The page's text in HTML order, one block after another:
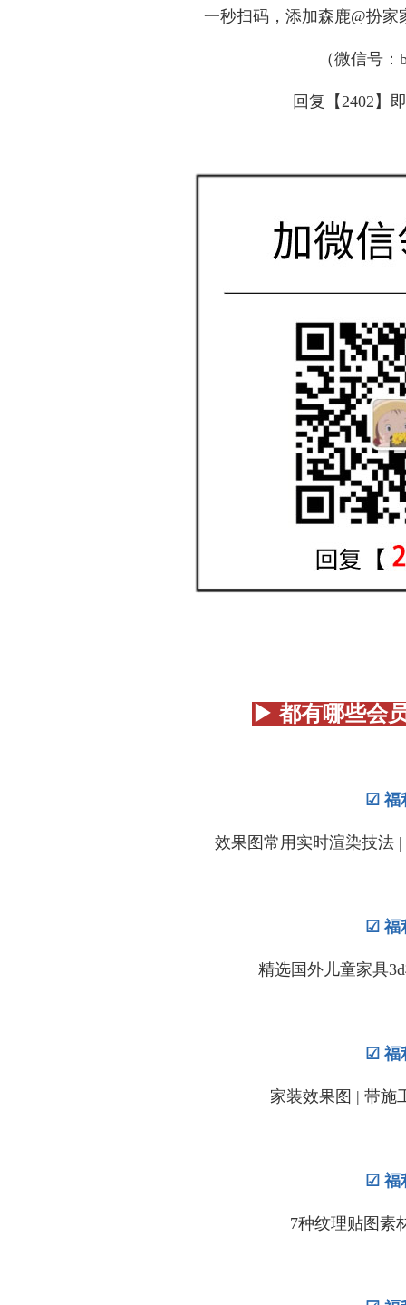
一秒扫码，添加森鹿@扮
（微信号
回复【2402】
▶ 都有哪些会
☑ 福
效果图常用实时渲染技法
☑ 福
精选国外儿童家具
☑ 福
家装效果图 | 带施
☑ 福
7种纹理贴图素